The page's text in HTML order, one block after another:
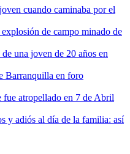
cuando caminaba por el
de campo minado de
una joven de 20 años en
Barranquilla en foro
atropellado en 7 de Abril
y adiós al día de la familia: así